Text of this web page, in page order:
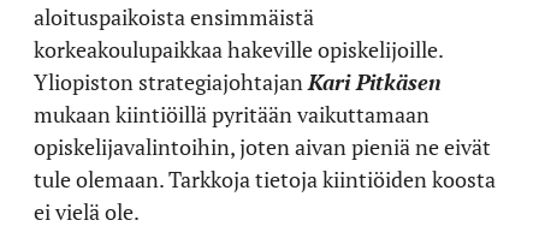
aloituspaikoista ensimmäistä
korkeakoulupaikkaa hakeville opiskelijoille.
Yliopiston strategiajohtajan Kari Pitkäsen
mukaan kiintiöillä pyritään vaikuttamaan
opiskelijavalintoihin, joten aivan pieniä ne eivät
tule olemaan. Tarkkoja tietoja kiintiöiden koosta
ei vielä ole.